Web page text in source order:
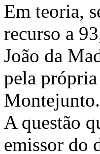
Em teoria,
recurso a
João da
pela
Montejunto.
A questão
emissor do